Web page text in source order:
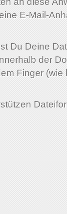
E-Mail-
Du Deine
der
Finger (wie